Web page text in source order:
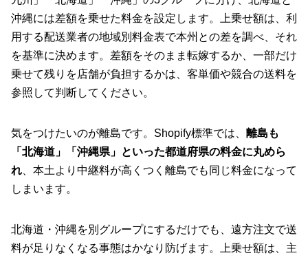
沖縄には差額を乗せた料金を設定します。上乗せ額は、利
用する配送業者の地域別料金表で本州との差を調べ、それ
を基準に決めます。差額をそのまま転嫁するか、一部だけ
乗せて残りを店舗が負担するかは、客単価や競合の送料を
参照して判断してください。
気をつけたいのが離島です。Shopify標準では、 離島も
「北海道」「沖縄県」といった都道府県の料金に丸めら
れ、本土より中継料が高くつく離島でも同じ料金になって
しまいます。
北海道・沖縄を別グループにするだけでも、遠方注文で送
料が足りなくなる事態はかなり防げます。上乗せ額は、主